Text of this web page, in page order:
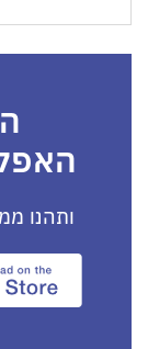
ותהנו